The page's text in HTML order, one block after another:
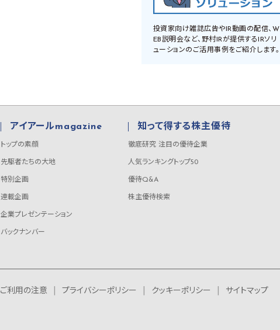
投資家向け雑誌広告やIR動画の配信、W
EB説明会など、野村IRが提供するIRソリ
ューションのご活用事例をご紹介します。
アイアールmagazine
トップの素顔
先駆者たちの大地
特別企画
連載企画
企業プレゼンテーション
バックナンバー
知って得する株主優待
徹底研究 注目の優待企業
人気ランキングトップ50
優待Q&A
株主優待検索
ご利用の注意 プライバシーポリシー クッキーポリシー
サイトマップ